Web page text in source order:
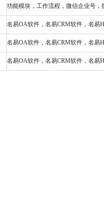
功能模块，工作流程，微信企业号
名易OA软件，名易CRM软件，名易
名易OA软件，名易CRM软件，名易
名易OA软件，名易CRM软件，名易